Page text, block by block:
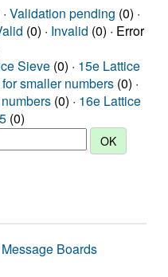
Validation pending (0) ·
(0) · Invalid (0) · Error
Sieve (0) · 15e Lattice
smaller numbers (0) ·
(0) · 16e Lattice
(0)
Message Boards